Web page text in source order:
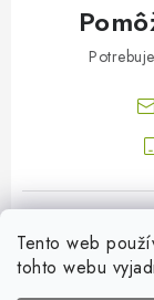
Tento web
tohto webu